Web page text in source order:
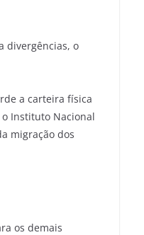
divergências, o
a carteira física
Instituto Nacional
migração dos
os demais